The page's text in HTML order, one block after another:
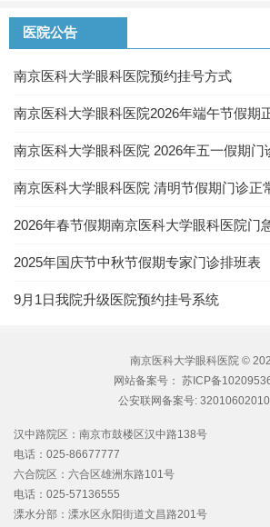
医院公告
南京医科大学眼科医院预约挂号方式
南京医科大学眼科医院2026年端午节假期
南京医科大学眼科医院 2026年五一假期门
南京医科大学眼科医院 清明节假期门诊正
2026年春节假期南京医科大学眼科医院门
2025年国庆节中秋节假期专家门诊排班表
9月1日我院升级医院预约挂号系统
南京医科大学眼科医院 ©
网站备案号： 苏ICP备
公安联网备案号:
汉中路院区：南京市鼓楼区汉中路138号
电话：025-86677777
六合院区：六合区雄洲东路101号
电话：025-57136555
溧水分部：溧水区永阳街道文昌路201号